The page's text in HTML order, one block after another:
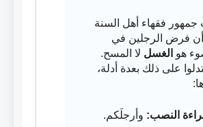
فقهاء أهل السنة
أن فرض الرجلين في
هو الغسل لا المسح.
على ذلك بعدة أدلة،
النصب: وأرجلَكم.